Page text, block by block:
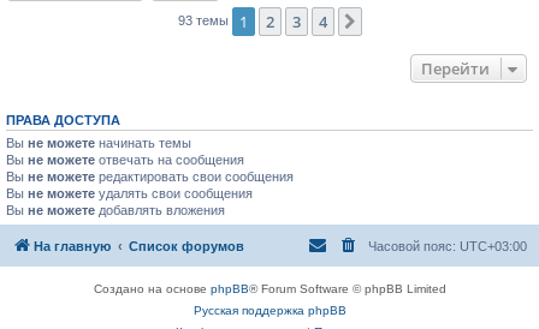
93 темы 1 2 3 4
Перейти
ПРАВА ДОСТУПА
Вы не можете начинать темы
Вы не можете отвечать на сообщения
Вы не можете редактировать свои сообщения
Вы не можете удалять свои сообщения
Вы не можете добавлять вложения
На главную Список форумов Часовой пояс: UTC+03:00
Создано на основе phpBB® Forum Software © phpBB Limited
Русская поддержка phpBB